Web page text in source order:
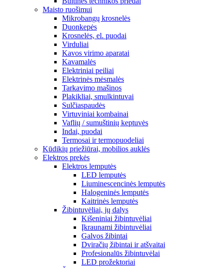
Maisto ruošimui
Mikrobangų krosnelės
Duonkepės
Krosnelės, el. puodai
Virduliai
Kavos virimo aparatai
Kavamalės
Elektriniai peiliai
Elektrinės mėsmalės
Tarkavimo mašinos
Plakikliai, smulkintuvai
Sulčiaspaudės
Virtuviniai kombainai
Vaflių / sumuštinių keptuvės
Indai, puodai
Termosai ir termopuodeliai
Kūdikių priežiūrai, mobilios auklės
Elektros prekės
Elektros lemputės
LED lemputės
Liuminescencinės lemputės
Halogeninės lemputės
Kaitrinės lemputės
Žibintuvėliai, jų dalys
Kišeniniai žibintuvėliai
Įkraunami žibintuvėliai
Galvos žibintai
Dviračių žibintai ir atšvaitai
Profesionalūs žibintuvėlai
LED prožektoriai